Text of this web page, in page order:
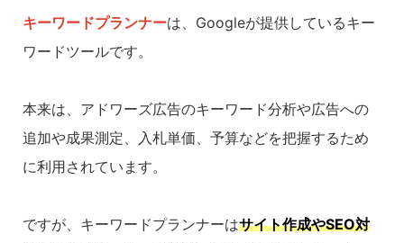
キーワードプランナーは、Googleが提供しているキー
ワードツールです。
本来は、アドワーズ広告のキーワード分析や広告への
追加や成果測定、入札単価、予算などを把握するため
に利用されています。
ですが、キーワードプランナーはサイト作成やSEO対